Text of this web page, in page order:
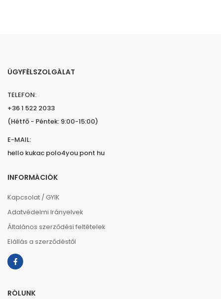
ÜGYFÉLSZOLGÁLAT
TELEFON:
+36 1 522 2033
(Hétfő - Péntek: 9:00-15:00)
E-MAIL:
hello kukac polo4you pont hu
INFORMÁCIÓK
Kapcsolat / GYIK
Adatvédelmi Irányelvek
Általános szerződési feltételek
Elállás a szerződéstől
RÓLUNK